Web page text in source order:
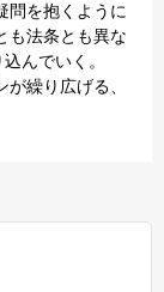
問を抱くように
も法条とも異な
んでいく。
繰り広げる、